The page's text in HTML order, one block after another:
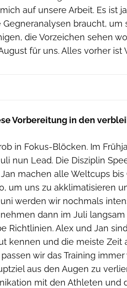
auf unsere Arbeit. Es ist
braucht, um
die Vorzeichen sehen
für uns. Alles vorher ist
Vorbereitung in den
in Fokus-Blöcken. Im
nun Lead. Die Disziplin
machen alle Weltcups bis
um uns zu akklimatisieren
werden wir nochmals
dann im Juli langsam
Richtlinien. Alex und Jan
kennen und die meiste Zeit
wir das Training
aus den Augen zu
mit den Athleten und